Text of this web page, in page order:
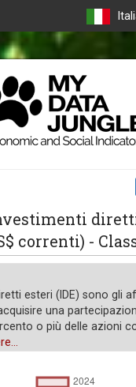
correnti) -
esteri (IDE) sono gli
una
o più delle azioni
che opera in
degli utili, di altro